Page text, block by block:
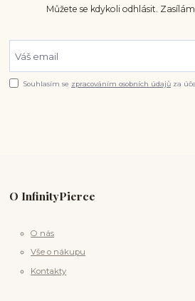
Můžete se kdykoli odhlásit.
Souhlasím se zpracováním osobních údajů za
O InfinityPierce
O nás
Vše o nákupu
Kontakty